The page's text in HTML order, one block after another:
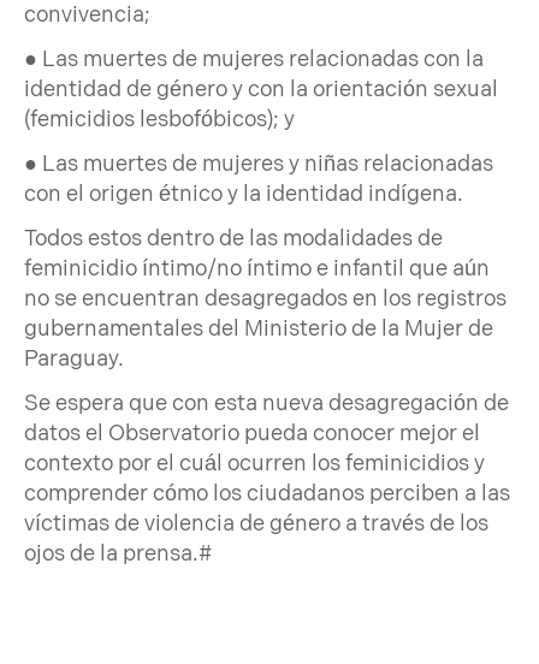
convivencia;
● Las muertes de mujeres relacionadas con la
identidad de género y con la orientación sexual
(femicidios lesbofóbicos); y
● Las muertes de mujeres y niñas relacionadas
con el origen étnico y la identidad indígena.
Todos estos dentro de las modalidades de
feminicidio íntimo/no íntimo e infantil que aún
no se encuentran desagregados en los registros
gubernamentales del Ministerio de la Mujer de
Paraguay.
Se espera que con esta nueva desagregación de
datos el Observatorio pueda conocer mejor el
contexto por el cuál ocurren los feminicidios y
comprender cómo los ciudadanos perciben a las
víctimas de violencia de género a través de los
ojos de la prensa.#